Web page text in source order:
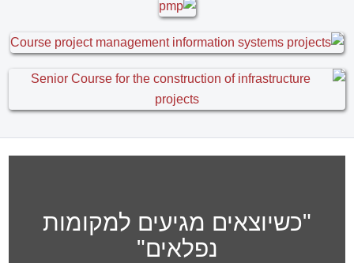
"כשיוצאים מגיעים למקומות
נפלאים"